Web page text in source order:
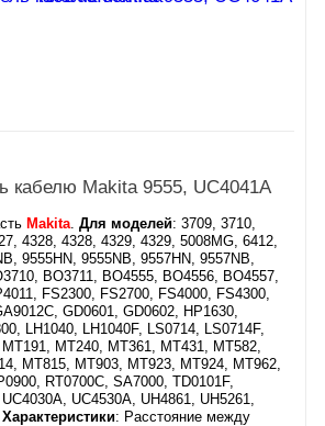
кабелю Makita 9555, UC4041A
Makita.Для моделей: 3709, 3710,
4328, 4328, 4329, 4329, 5008MG, 6412,
9555HN, 9555NB, 9557HN, 9557NB,
BO3711, BO4555, BO4556, BO4557,
FS2300, FS2700, FS4000, FS4300,
GD0601, GD0602, HP1630,
LH1040, LH1040F, LS0714, LS0714F,
MT240, MT361, MT431, MT582,
MT815, MT903, MT923, MT924, MT962,
RT0700C, SA7000, TD0101F,
UC4530A, UH4861, UH5261,
Характеристики: ​Расстояние между